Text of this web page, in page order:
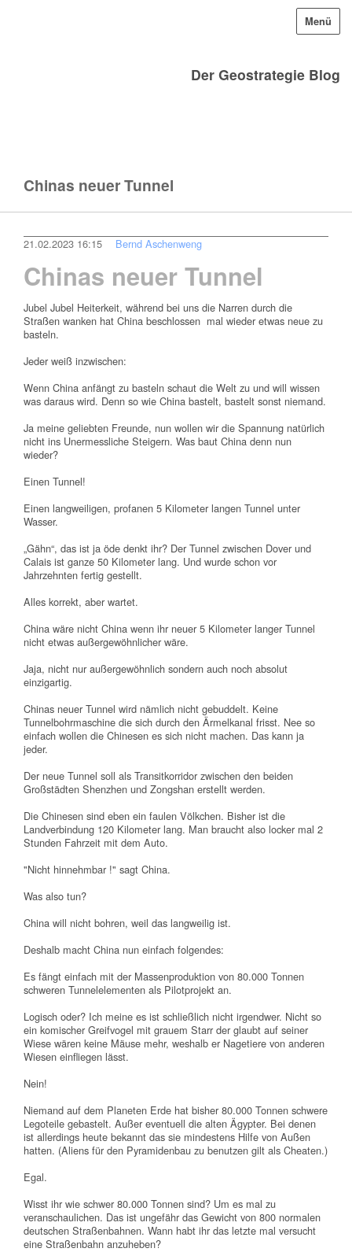
Der Geostrategie Blog
Menü
Chinas neuer Tunnel
21.02.2023 16:15 Bernd Aschenweng
Chinas neuer Tunnel
Jubel Jubel Heiterkeit, während bei uns die Narren durch die
Straßen wanken hat China beschlossen mal wieder etwas neue zu
basteln.
Jeder weiß inzwischen:
Wenn China anfängt zu basteln schaut die Welt zu und will wissen
was daraus wird. Denn so wie China bastelt, bastelt sonst niemand.
Ja meine geliebten Freunde, nun wollen wir die Spannung natürlich
nicht ins Unermessliche Steigern. Was baut China denn nun
wieder?
Einen Tunnel!
Einen langweiligen, profanen 5 Kilometer langen Tunnel unter
Wasser.
„Gähn“, das ist ja öde denkt ihr? Der Tunnel zwischen Dover und
Calais ist ganze 50 Kilometer lang. Und wurde schon vor
Jahrzehnten fertig gestellt.
Alles korrekt, aber wartet.
China wäre nicht China wenn ihr neuer 5 Kilometer langer Tunnel
nicht etwas außergewöhnlicher wäre.
Jaja, nicht nur außergewöhnlich sondern auch noch absolut
einzigartig.
Chinas neuer Tunnel wird nämlich nicht gebuddelt. Keine
Tunnelbohrmaschine die sich durch den Ärmelkanal frisst. Nee so
einfach wollen die Chinesen es sich nicht machen. Das kann ja
jeder.
Der neue Tunnel soll als Transitkorridor zwischen den beiden
Großstädten Shenzhen und Zongshan erstellt werden.
Die Chinesen sind eben ein faulen Völkchen. Bisher ist die
Landverbindung 120 Kilometer lang. Man braucht also locker mal 2
Stunden Fahrzeit mit dem Auto.
"Nicht hinnehmbar !" sagt China.
Was also tun?
China will nicht bohren, weil das langweilig ist.
Deshalb macht China nun einfach folgendes:
Es fängt einfach mit der Massenproduktion von 80.000 Tonnen
schweren Tunnelelementen als Pilotprojekt an.
Logisch oder? Ich meine es ist schließlich nicht irgendwer. Nicht so
ein komischer Greifvogel mit grauem Starr der glaubt auf seiner
Wiese wären keine Mäuse mehr, weshalb er Nagetiere von anderen
Wiesen einfliegen lässt.
Nein!
Niemand auf dem Planeten Erde hat bisher 80.000 Tonnen schwere
Legoteile gebastelt. Außer eventuell die alten Ägypter. Bei denen
ist allerdings heute bekannt das sie mindestens Hilfe von Außen
hatten. (Aliens für den Pyramidenbau zu benutzen gilt als Cheaten.)
Egal.
Wisst ihr wie schwer 80.000 Tonnen sind? Um es mal zu
veranschaulichen. Das ist ungefähr das Gewicht von 800 normalen
deutschen Straßenbahnen. Wann habt ihr das letzte mal versucht
eine Straßenbahn anzuheben?